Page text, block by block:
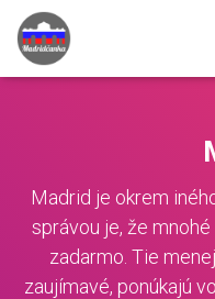
Madrid je okrem
správou je, že
zadarmo. Tie
zaujímavé, ponúkajú